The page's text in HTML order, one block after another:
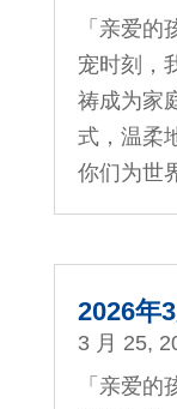
「亲爱
宠时刻，
祷成为家
式，温柔
你们为世
2026年
3 月 25,
「亲爱